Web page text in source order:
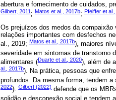
abertura e fornecimento de cuidados,
Gilbert, 2011 ; Matos et al., 2017b; Pfeiffer et
Os prejuízos dos medos da
relações importantes com desfechos
al., 2019; Matos et al., 2017b), maiores
severidade em sintomas de transtorno
alimentares (Duarte et al., 2020), além de
al., 2017b). Na prática, pessoas que
profundos. Da mesma forma, tendem
2022). Gilbert (2022) defende que os
solidão e desconexão social e tendem